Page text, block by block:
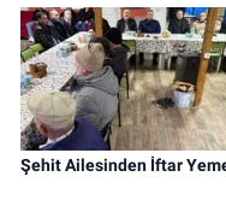
Şehit Ailesinden İftar